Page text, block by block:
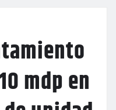
mdp en